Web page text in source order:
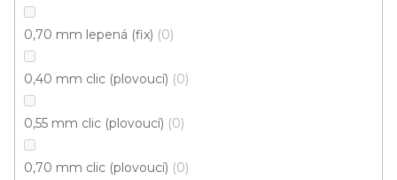
0,70 mm lepená (fix) 0
0,40 mm clic (plovoucí) 0
0,55 mm clic (plovoucí) 0
0,70 mm clic (plovoucí) 0
Fix 40 (lepená) Fix 55V (lepená)